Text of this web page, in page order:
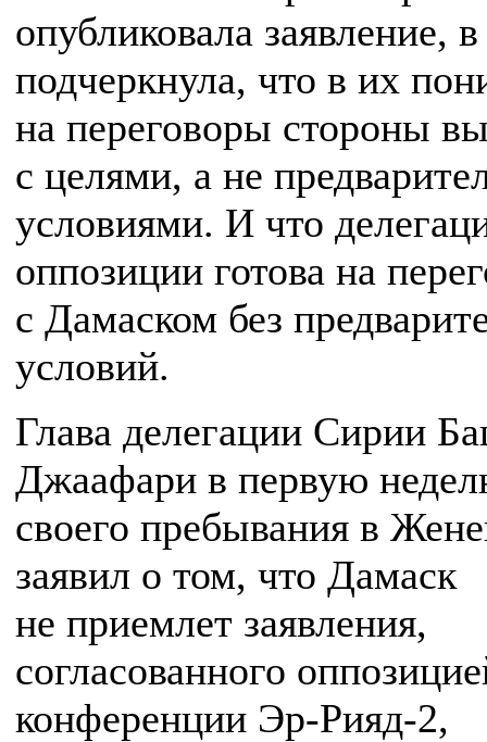
опубликовала заявление,
подчеркнула, что в их
на переговоры стороны
с целями, а не
условиями. И что
оппозиции готова на
с Дамаском без
условий.
Глава делегации Сирии
Джаафари в первую
своего пребывания в
заявил о том, что Дамаск
не приемлет заявления,
согласованного
конференции Эр-Рияд-2,